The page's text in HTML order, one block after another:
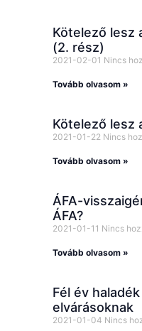
Kötelező lesz
(2. rész)
2021-02-01 Nincs
Tovább olvasom »
Kötelező lesz
2021-01-22 Nincs
Tovább olvasom »
ÁFA-
ÁFA?
2021-01-11 Nincs
Tovább olvasom »
Fél év
elvárásoknak
2021-01-04 Nincs